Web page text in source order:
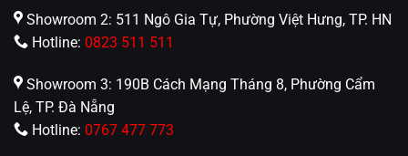
phẩm đèn gỗ khác trong cùng danh mục Đèn gỗ
decor trang trí cực đẹp
với nhân viên của An An Decor, chúng tôi sẽ tư vấn
thiết kế mẫu đèn cho bạn nhé!
Showroom 2: 511 Ngô Gia Tự, Phường Việt Hưng, TP. HN
Hotline: 0823 511 511
Showroom 3: 190B Cách Mạng Tháng 8, Phường Cẩm
Lệ, TP. Đà Nẵng
Hotline: 0767 477 773